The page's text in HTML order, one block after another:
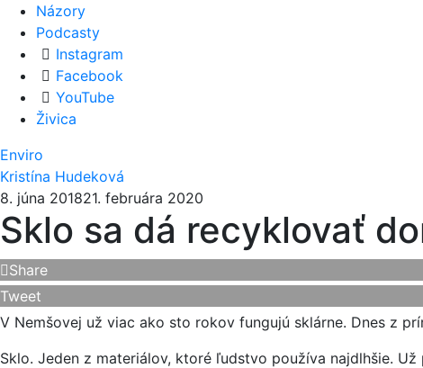
Názory
Podcasty
Instagram
Facebook
YouTube
Živica
Enviro
Kristína Hudeková
8. júna 201821. februára 2020
Sklo sa dá recyklovať
Share
Tweet
V Nemšovej už viac ako sto rokov fungujú sklárne. Dnes z
Sklo. Jeden z materiálov, ktoré ľudstvo používa najdlhšie.